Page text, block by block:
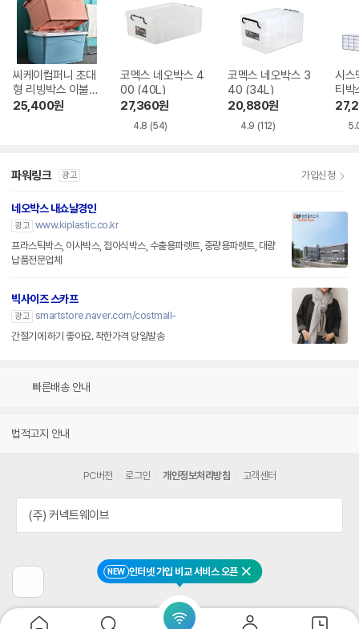
NEW 인터넷 가입 비교 서비스 오픈 닫기
씨케이컴퍼니 초대
형 리빙박스 이불
수납정리함 300
25,400원
코멕스 네오박스 4
00 (40L)
27,360원
4.8 (54)
코멕스 네오박스 3
40 (34L)
20,880원
4.9 (112)
시스
티박
파워링크 광고 가입신청
네오박스 내쇼날경인
광고 www.kiplastic.co.kr
프라스틱박스, 이사박스, 접이식박스, 수출용파렛트, 중량용파렛트, 대량
납품전문업체
빅사이즈 스카프
광고 smartstore.naver.com/costmall-
간절기에 하기 좋아요. 착한가격 당일발송
빠른배송 안내
법적고지 안내
전
페
이
PC버전 로그인 개인정보처리방침 고객센터
(주) 커넥트웨이브